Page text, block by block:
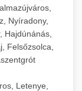
Nyíradony,
Hajdúnánás,
Felsőzsolca,
Letenye,